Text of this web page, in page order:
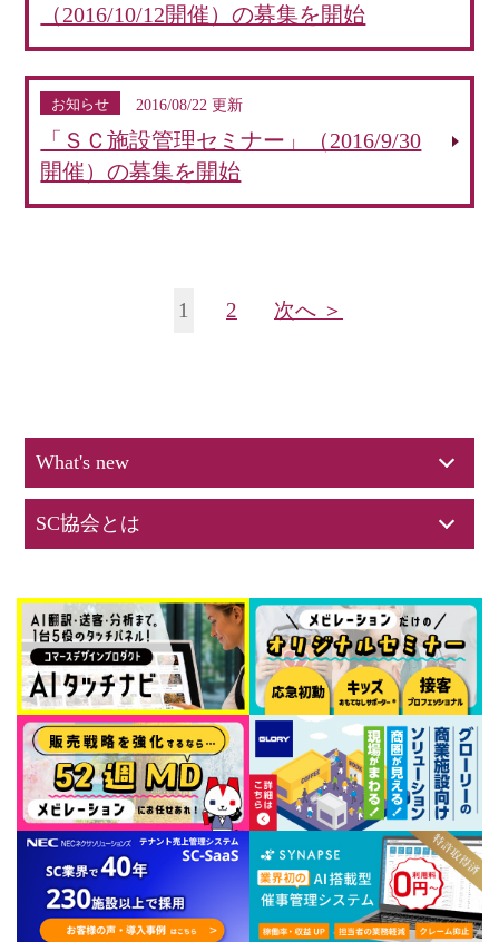
（2016/10/12開催）の募集を開始
お知らせ 2016/08/22 更新
「ＳＣ施設管理セミナー」（2016/9/30
開催）の募集を開始
1 2 次へ ＞
What's new
SC協会とは